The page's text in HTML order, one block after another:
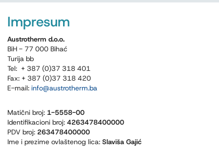
Impresum
Austrotherm d.o.o.
BiH - 77 000 Bihać
Turija bb
Tel: + 387 (0)37 318 401
Fax: + 387 (0)37 318 420
E-mail: info@austrotherm.ba
Matični broj: 1-5558-00
Identifikacioni broj: 4263478400000
PDV broj: 263478400000
Ime i prezime ovlaštenog lica: Slaviša Gajić